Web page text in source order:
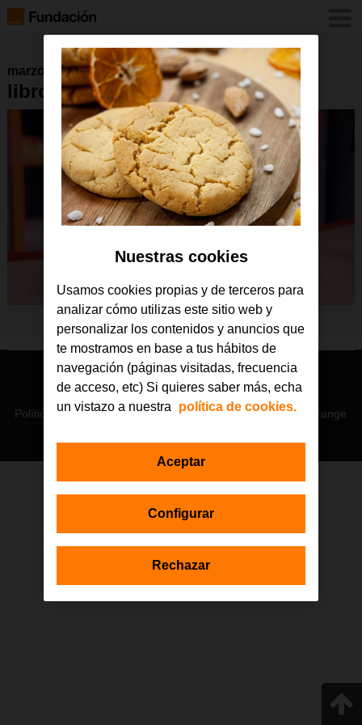
marzo 2025
libro_autismo_ana_donde_vas21
© Orange 2026
Accesibilidad
Lectura accesible: Confort+
Contacto
Política de privacidad
Política de cookies Aviso legal Orange
Estas actuaciones forman parte de la iniciativa Generación D
impulsada por Red.es, Ministerio para la Transformación Digital y de
la Función Pública a través de la Secretaría de Estado de
Digitalización e Inteligencia Artificial, y están financiadas por el Plan de
Next Generation de la Unión Europea, en el marco de la Inversión 1
Nuestras cookies
Usamos cookies propias y de terceros para
analizar cómo utilizas este sitio web y
personalizar los contenidos y anuncios que
te mostramos en base a tus hábitos de
navegación (páginas visitadas, frecuencia
de acceso, etc) Si quieres saber más, echa
un vistazo a nuestra
política de cookies.
Configurar
Rechazar
Aceptar